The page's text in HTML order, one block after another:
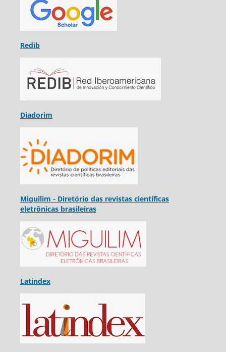
Redib
Diadorim
Miguilim - Diretório das revistas científicas
eletrônicas brasileiras
Latindex